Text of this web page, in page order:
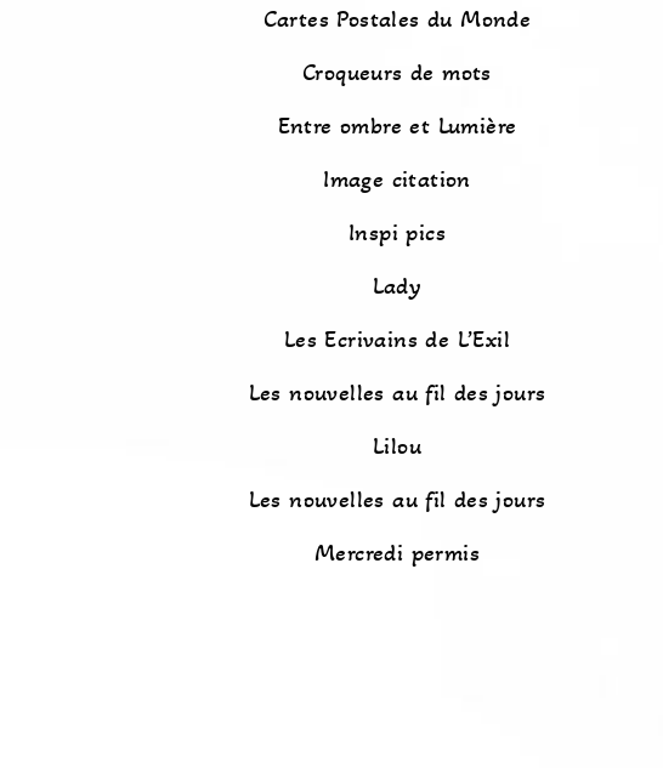
Cartes Postales du Monde
Croqueurs de mots
Entre ombre et Lumière
Image citation
Inspi pics
Lady
Les Ecrivains de L’Exil
Les nouvelles au fil des jours
Lilou
Les nouvelles au fil des jours
Mercredi permis